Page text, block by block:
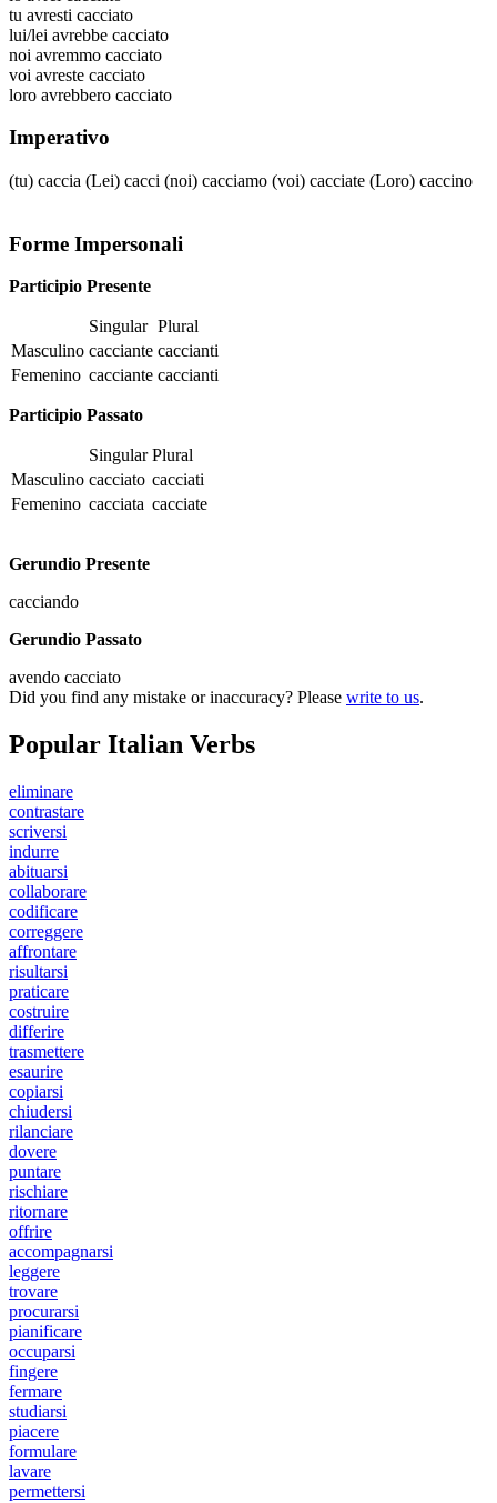
tu avresti cacciato
lui/lei avrebbe cacciato
noi avremmo cacciato
voi avreste cacciato
loro avrebbero cacciato
Imperativo
(tu) caccia (Lei) cacci (noi) cacciamo (voi) cacciate (Loro) caccino
Forme Impersonali
Participio Presente
Singular Plural
Masculino cacciante caccianti
Femenino cacciante caccianti
Participio Passato
Singular Plural
Masculino cacciato cacciati
Femenino cacciata cacciate
Gerundio Presente
cacciando
Gerundio Passato
avendo cacciato
Did you find any mistake or inaccuracy? Please write to us.
Popular Italian Verbs
eliminare
contrastare
scriversi
indurre
abituarsi
collaborare
codificare
correggere
affrontare
risultarsi
praticare
costruire
differire
trasmettere
esaurire
copiarsi
chiudersi
rilanciare
dovere
puntare
rischiare
ritornare
offrire
accompagnarsi
leggere
trovare
procurarsi
pianificare
occuparsi
fingere
fermare
studiarsi
piacere
formulare
lavare
permettersi